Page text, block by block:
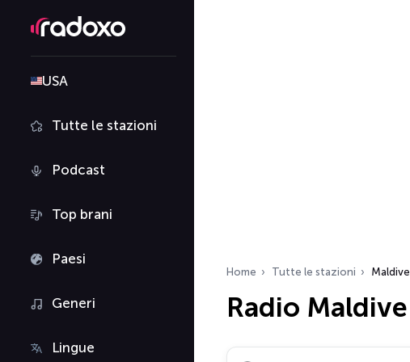
USA
Tutte le stazioni
Podcast
Top brani
Paesi
Generi
Lingue
Home Tutte le stazioni Maldive
Radio Maldive
Cerca radio…